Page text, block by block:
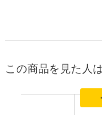
この商品を見た人